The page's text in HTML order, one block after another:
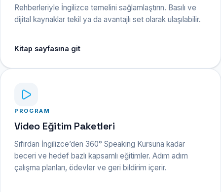
Rehberleriyle İngilizce temelini sağlamlaştırın. Basılı ve
dijital kaynaklar tekil ya da avantajlı set olarak ulaşılabilir.
Kitap sayfasına git
PROGRAM
Video Eğitim Paketleri
Sıfırdan İngilizce’den 360° Speaking Kursuna kadar
beceri ve hedef bazlı kapsamlı eğitimler. Adım adım
çalışma planları, ödevler ve geri bildirim içerir.